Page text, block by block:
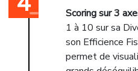
Scoring sur 3
1 à 10 sur sa
son Efficience
permet de